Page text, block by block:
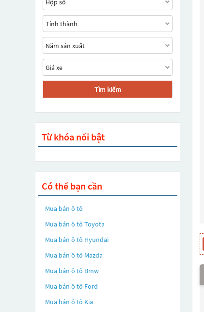
Tìm kiếm
Từ khóa nổi bật
Có thể bạn cần
Mua bán ô tô
Mua bán ô tô Toyota
Mua bán ô tô Hyundai
Mua bán ô tô Mazda
Mua bán ô tô Bmw
Mua bán ô tô Ford
Mua bán ô tô Kia